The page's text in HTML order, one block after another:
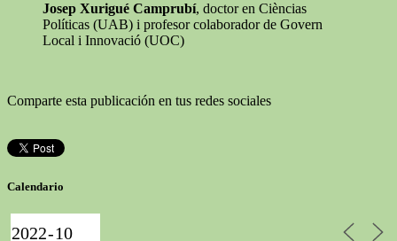
Josep Xurigué Camprubí, doctor en Cièncias
Políticas (UAB) i profesor colaborador de Govern
Local i Innovació (UOC)
Comparte esta publicación en tus redes sociales
Calendario